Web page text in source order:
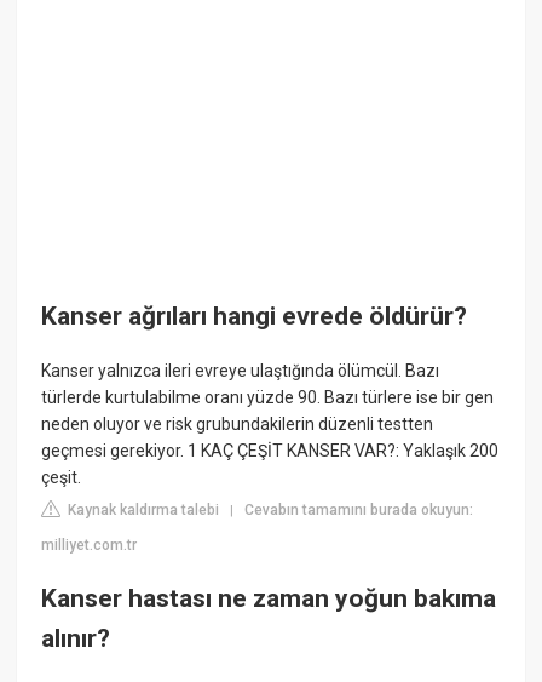
Kanser ağrıları hangi evrede öldürür?
Kanser yalnızca ileri evreye ulaştığında ölümcül. Bazı
türlerde kurtulabilme oranı yüzde 90. Bazı türlere ise bir gen
neden oluyor ve risk grubundakilerin düzenli testten
geçmesi gerekiyor. 1 KAÇ ÇEŞİT KANSER VAR?: Yaklaşık 200
çeşit.
Kaynak kaldırma talebi |Cevabın tamamını burada okuyun:
milliyet.com.tr
Kanser hastası ne zaman yoğun bakıma
alınır?